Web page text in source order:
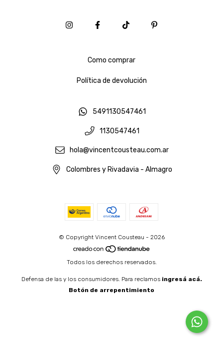
Como comprar
Política de devolución
5491130547461
1130547461
hola@vincentcousteau.com.ar
Colombres y Rivadavia - Almagro
© Copyright Vincent Cousteau - 2026
Todos los derechos reservados.
Defensa de las y los consumidores. Para reclamos ingresá acá.
Botón de arrepentimiento